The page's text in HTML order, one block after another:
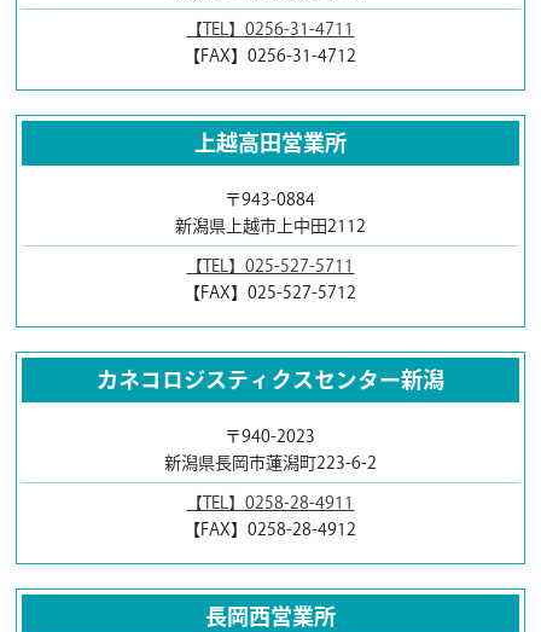
【TEL】0256-31-4711
【FAX】0256-31-4712
上越高田営業所
〒943-0884
新潟県上越市上中田2112
【TEL】025-527-5711
【FAX】025-527-5712
カネコロジスティクスセンター新潟
〒940-2023
新潟県長岡市蓮潟町223-6-2
【TEL】0258-28-4911
【FAX】0258-28-4912
長岡西営業所